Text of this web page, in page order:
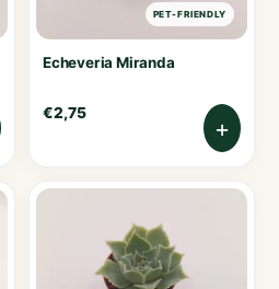
PET-FRIENDLY
Echeveria Miranda
€2,75
+